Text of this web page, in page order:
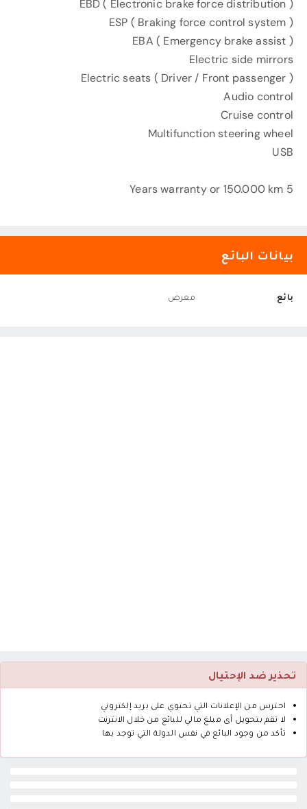
EBD ( Electronic brake force distribution )
ESP ( Braking force control system )
EBA ( Emergency brake assist )
Electric side mirrors
Electric seats ( Driver / Front passenger )
Audio control
Cruise control
Multifunction steering wheel
USB
5 Years warranty or 150.000 km
بيانات البائع
بائع معرض
تحذير ضد الإحتيال
احترس من الإعلانات التي تحتوي على بريد إلكتروني
لا تقم بتحويل أى مبلغ مالي للبائع من خلال الانترنت
تأكد من وجود البائع في نفس الدولة التي توجد بها